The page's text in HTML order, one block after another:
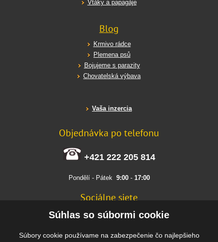
Vtáky a papagáje
Blog
Krmivo rádce
Plemena psů
Bojujeme s parazity
Chovatelská výbava
Vaša inzercia
Objednávka po telefonu
+421 222 205 814
Pondělí - Pátek 9:00- 17:00
Sociálne siete
FACEBOOK
Súhlas so súbormi cookie
Súbory cookie používame na zabezpečenie čo najlepšieho